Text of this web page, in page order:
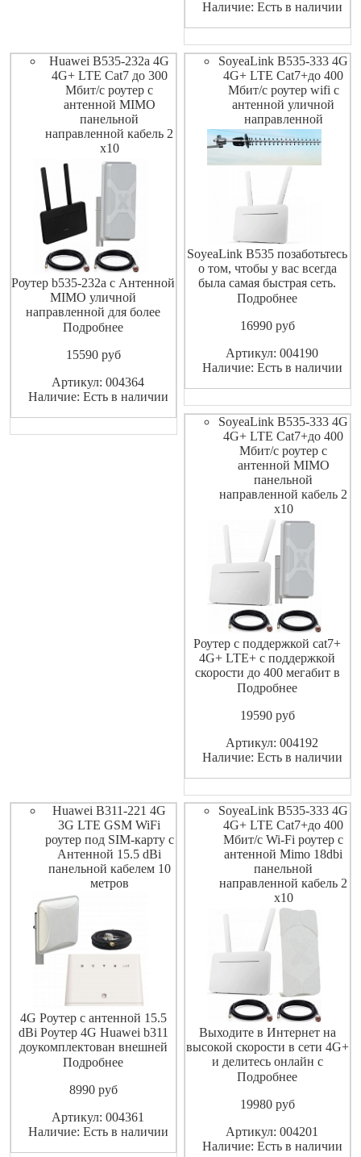
скорости загрузки на
скорости 150 Мбит / с и
сете
Наличие: Есть в наличии
Huawei B535-232a 4G
4G+ LTE Cat7 до 300
Мбит/с роутер с
антенной MIMO
панельной
направленной кабель 2
х10
Роутер b535-232a с Антенной
MIMO уличной
направленной для более
уверенного приема сигнала
Роутер с поддержкой cat7
скорости до 300 мегабит в
секунду , возможность
Подробнее
15590pуб
Артикул: 004364
Наличие: Есть в наличии
SoyeaLink B535-333 4G
4G+ LTE Cat7+до 400
Мбит/с роутер wifi с
антенной уличной
направленной
SoyeaLink B535 позаботьтесь
о том, чтобы у вас всегда
была самая быстрая сеть.
Новейшие веб-технологии
локальная сеть и мобильное
позволяют получать доступ в
интернет на максимальной
Подробнее
16990pуб
Артикул: 004190
Наличие: Есть в наличии
SoyeaLink B535-333 4G
4G+ LTE Cat7+до 400
Мбит/с роутер с
антенной MIMO
панельной
направленной кабель 2
х10
Роутер с поддержкой cat7+
4G+ LTE+ с поддержкой
скорости до 400 мегабит в
секунду , подключения до 64
улучшения приема сигнала
идет внешняя MIMO
антенны с 2-мя 10
Подробнее
19590pуб
Артикул: 004192
Наличие: Есть в наличии
Huawei B311-221 4G
3G LTE GSM WiFi
роутер под SIM-карту с
Антенной 15.5 dBi
панельной кабелем 10
метров
4G Роутер с антенной 15.5
dBi Роутер 4G Huawei b311
доукомплектован внешней
уличной антенной
10 метров для улучшения
коэффициентом усиления до
15.5 dBi. 4G 3G Роутер
Подробнее
8990pуб
Артикул: 004361
Наличие: Есть в наличии
SoyeaLink B535-333 4G
4G+ LTE Cat7+до 400
Мбит/с Wi-Fi роутер с
антенной Mimo 18dbi
панельной
направленной кабель 2
х10
Выходите в Интернет на
высокой скорости в сети 4G+
и делитесь онлайн с
легкостью для всех
SoyeaLink B535 позаботьтесь
была самая быстрая сеть.
Новейшие веб-технологии
Подробнее
19980pуб
Артикул: 004201
Наличие: Есть в наличии